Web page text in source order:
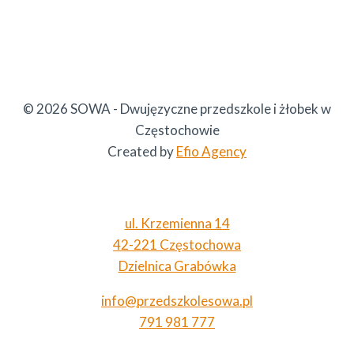
© 2026 SOWA - Dwujęzyczne przedszkole i żłobek w
Częstochowie
Created byEfio Agency
ul. Krzemienna 14
42-221 Częstochowa
Dzielnica Grabówka
info@przedszkolesowa.pl
791 981 777